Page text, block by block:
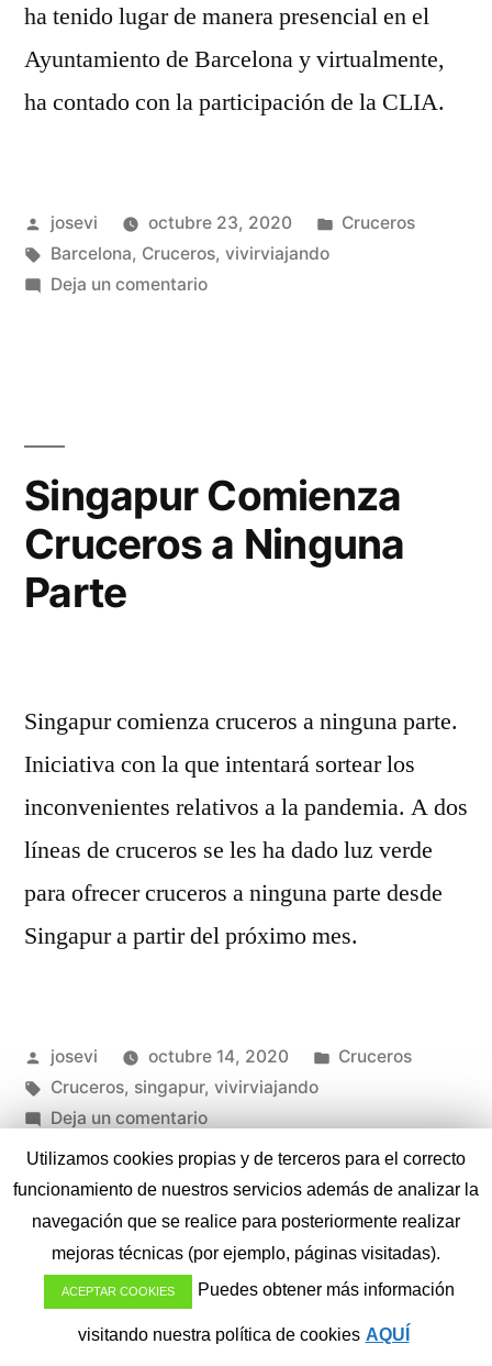
ha tenido lugar de manera presencial en el
Ayuntamiento de Barcelona y virtualmente,
ha contado con la participación de la CLIA.
Publicado
por
josevi octubre 23, 2020
Publicado
Cruceros
Etiquetas:
Barcelona, Cruceros, vivirviajando
Deja un comentarioen
Navieras
Singapur Comienza
Cruceros a Ninguna
Parte
Singapur comienza cruceros a ninguna parte.
Iniciativa con la que intentará sortear los
inconvenientes relativos a la pandemia. A dos
líneas de cruceros se les ha dado luz verde
para ofrecer cruceros a ninguna parte desde
Singapur a partir del próximo mes.
Publicado
por
josevi octubre 14, 2020
Publicado
Cruceros
Etiquetas:
Cruceros, singapur, vivirviajando
Deja un comentarioen
Singapur
Comienza
Cruceros
Parte
Paginación
de
entradas
1 2 3 4 5 6
Jorge Torres Culla,Funciona gracias a WordPress.
Política de Privacidad
Utilizamos cookies propias y de terceros para el correcto
funcionamiento de nuestros servicios además de analizar la
navegación que se realice para posteriormente realizar
mejoras técnicas (por ejemplo, páginas visitadas).
ACEPTAR COOKIES Puedes obtener más información
visitando nuestra política de cookies AQUÍ